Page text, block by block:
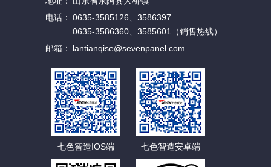
电话： 0635-3585126、3586397
0635-3586360、3585601（销售热线）
邮箱：
lantianqise@sevenpanel.com
七色智造IOS端 七色智造安卓端